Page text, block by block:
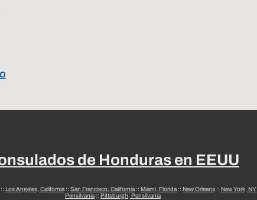
de Honduras en EEUU
:: Los Angeles, California:: San Francisco, California:: Miami, Florida:: New Orleans :: New York, NY
Pensilvania:: Pittsburgh, Pensilvania